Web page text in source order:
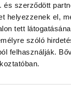
és szerződött
helyezzenek el,
tett
szóló
felhasználják.